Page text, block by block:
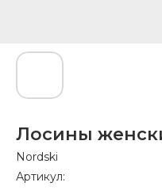
Лосины
Nordski
Артикул: